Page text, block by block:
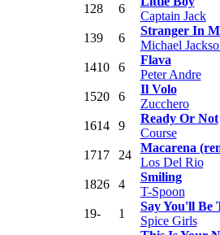
128 6
Captain Jack
139 6
Stranger In
Michael
1410 6
Flava
Peter Andre
1520 6
Il Volo
Zucchero
1614 9
Ready Or Not
Course
1717 24
Macarena
Los Del Rio
1826 4
Smiling
T-Spoon
19- 1
Say You'll Be
Spice Girls